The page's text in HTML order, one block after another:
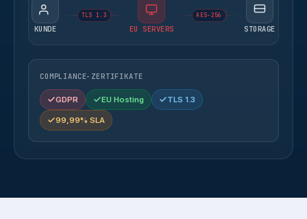
KUNDE
TLS 1.3
EU SERVERS
AES-256
STORAGE
COMPLIANCE-ZERTIFIKATE
GDPR EU Hosting TLS 1.3
99,99% SLA